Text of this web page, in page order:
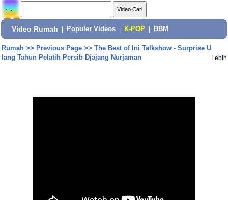
Video Rumah Populer Videos K-POP BBM
Rumah>> Previous Page>> The Best of Ini Talkshow - Surprise U
lang Tahun Pelatih Persib Djajang Nurjaman
Lebih